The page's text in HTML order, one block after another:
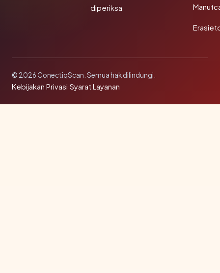
diperiksa
© 2026 ConectiqScan. Semua hak dilindungi.
Kebijakan Privasi·Syarat Layanan